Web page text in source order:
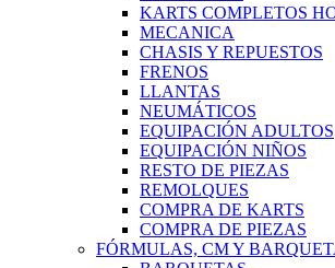
KARTS COMPLETOS
MECANICA
CHASIS Y REPUESTOS
FRENOS
LLANTAS
NEUMÁTICOS
EQUIPACIÓN ADULTOS
EQUIPACIÓN NIÑOS
RESTO DE PIEZAS
REMOLQUES
COMPRA DE KARTS
COMPRA DE PIEZAS
FÓRMULAS, CM Y